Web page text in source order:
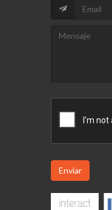
Enviar